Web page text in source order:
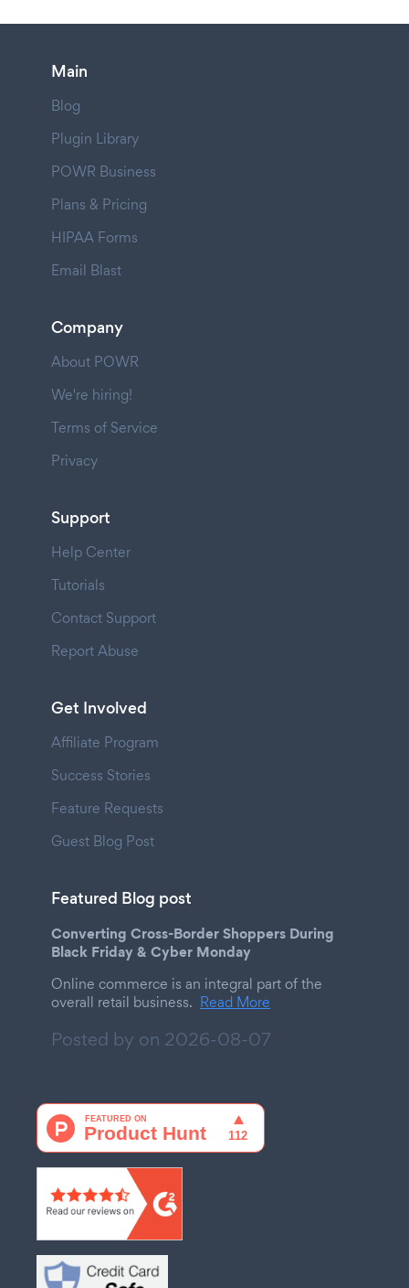
Main
Blog
Plugin Library
POWR Business
Plans & Pricing
HIPAA Forms
Email Blast
Company
About POWR
We're hiring!
Terms of Service
Privacy
Support
Help Center
Tutorials
Contact Support
Report Abuse
Get Involved
Affiliate Program
Success Stories
Feature Requests
Guest Blog Post
Featured Blog post
Converting Cross-Border Shoppers During
Black Friday & Cyber Monday
Online commerce is an integral part of the
overall retail business. Read More
Posted by on 2026-08-07